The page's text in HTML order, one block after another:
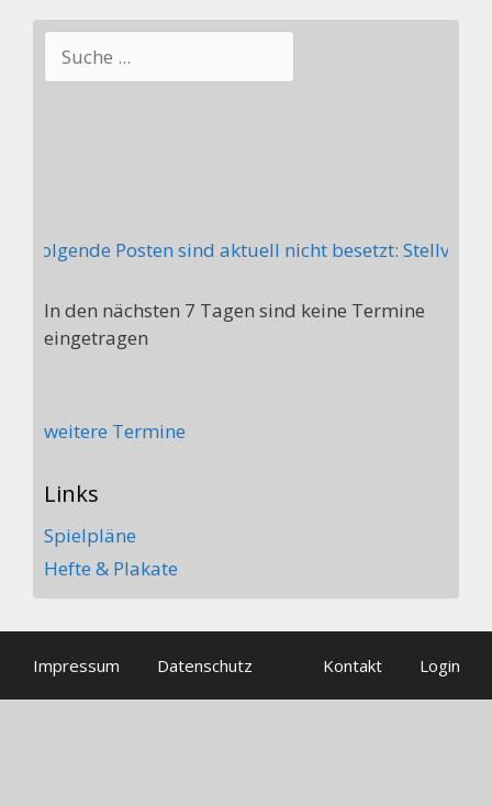
Posten sind aktuell nicht besetzt: Stellv.
In den nächsten 7 Tagen sind keine Termine
eingetragen
weitere Termine
Links
Spielpläne
Hefte & Plakate
Impressum Datenschutz Kontakt Login